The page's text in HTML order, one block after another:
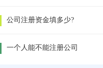
公司注册资金填多少?
一个人能不能注册公司